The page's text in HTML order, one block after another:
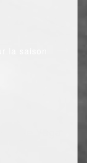
de Yoga